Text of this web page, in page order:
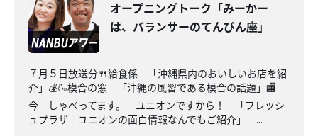
オープニングトーク「みーかー
は、バランサーのてんびん座」
７月５日放送分🍴給食係 「沖縄県内のおいしいお店を紹
介」💰🍶模合の窓 「沖縄の風習である模合の話題」🏬
今 しゃべってます。 ユニオンですから！ 「フレッシ
ュプラザ ユニオンの面白情報なんでもご紹介」 ...